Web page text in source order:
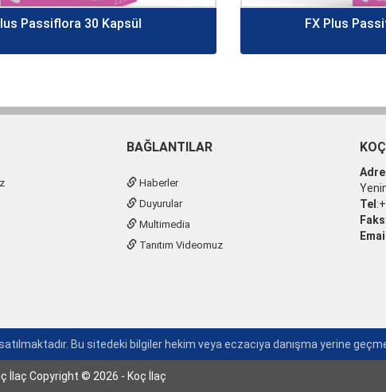
Passiflora 30 Kapsül FX Plus
BAĞLANTILAR
Haberler
Duyurular
Multimedia
Tanıtım Videomuz
Tel
Faks
Bu sitedeki bilgiler hekim veya eczacıya danışma yerine
İlaç Copyright © 2026 - Koç İlaç